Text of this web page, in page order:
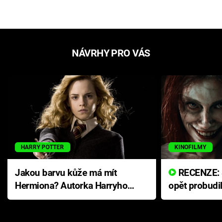
NÁVRHY PRO VÁS
HARRY POTTER
Jakou barvu kůže má mít
Hermiona? Autorka Harryho
Pottera přišla s ráznou
KINOFILMY
opět
přichází s